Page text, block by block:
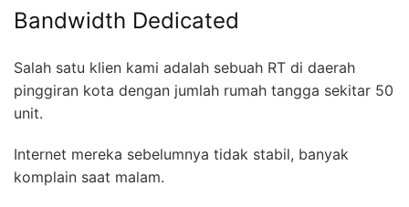
Bandwidth Dedicated
Salah satu klien kami adalah sebuah RT di daerah
pinggiran kota dengan jumlah rumah tangga sekitar 50
unit.
Internet mereka sebelumnya tidak stabil, banyak
komplain saat malam.